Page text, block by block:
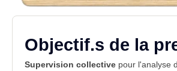
Objectif.s de la
Supervision collective pour l'analyse